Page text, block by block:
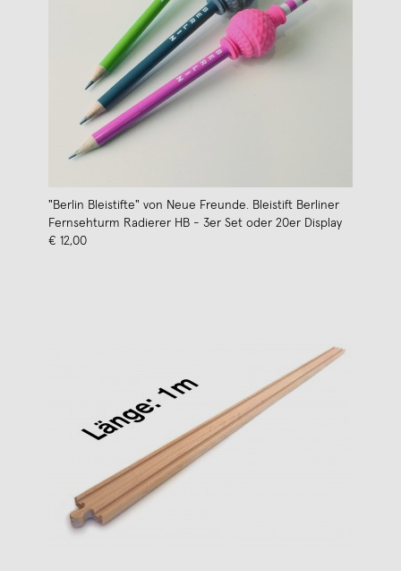
"Berlin Bleistifte" von Neue Freunde. Bleistift Berliner
Fernsehturm Radierer HB - 3er Set oder 20er Display
€ 12,00